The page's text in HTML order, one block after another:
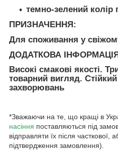
темно-зелений колір
ПРИЗНАЧЕННЯ:
Для споживання у
ДОДАТКОВА
Високі смакові якості.
товарний вигляд.
захворювань
*Зважаючи на те, що кращі в
насіння поставляються під
відправляти їх після
підтвердження замовлення).